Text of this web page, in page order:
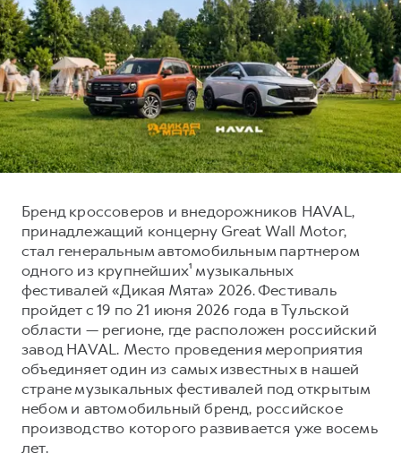
DARGO
от 3 199 000 ₽
DARGO X
от 3 499 000 ₽
F7
от 2 899 000 ₽
F7X
от 3 599 000 ₽
POER
от 3 449 000 ₽
Тест-драйв
Трейд-ин
КРЕДИТ И СТРАХОВАНИЕ
Кредитный калькулятор
Страхование
Кредит
КОРПОРАТИВНЫМ КЛИЕНТАМ
Для малого бизнеса
Корпоративным клиентам
Крупным корпоративным клиентам
Система управления автопарком
Сервис для корпоративных клиентов
HAVAL Лизинг
СЕРВИСНОЕ ОБСЛУЖИВАНИЕ
Нулевое ТО
Программа «Помощь на дороге»
Регламенты технического обслуживания
Электронный ПТС
GWM Безопасность
Гарантия HAVAL
Мобильное приложение GWM
Программа «HAVAL Защита+»
Руководства по эксплуатации
Подписки
АКСЕССУАРЫ HAVAL
О дилере
Наша команда
Контакты
Бренд кроссоверов и внедорожников HAVAL,
принадлежащий концерну Great Wall Motor,
стал генеральным автомобильным партнером
одного из крупнейших¹ музыкальных
фестивалей «Дикая Мята» 2026. Фестиваль
пройдет с 19 по 21 июня 2026 года в Тульской
области — регионе, где расположен российский
завод HAVAL. Место проведения мероприятия
объединяет один из самых известных в нашей
стране музыкальных фестивалей под открытым
небом и автомобильный бренд, российское
производство которого развивается уже восемь
лет.